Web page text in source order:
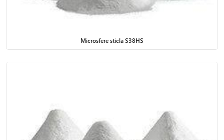
Microsfere sticla S38HS